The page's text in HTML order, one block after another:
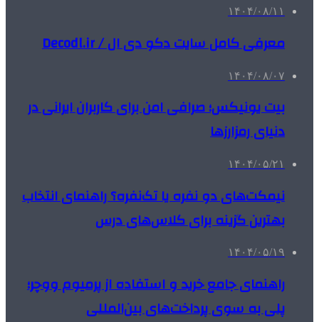
۱۴۰۴/۰۸/۱۱
معرفی کامل سایت دکو دی ال / Decodl.ir
۱۴۰۴/۰۸/۰۷
بیت یونیکس؛ صرافی امن برای کاربران ایرانی در
دنیای رمزارزها
۱۴۰۴/۰۵/۲۱
نیمکت‌های دو نفره یا تک‌نفره؟ راهنمای انتخاب
بهترین گزینه برای کلاس‌های درس
۱۴۰۴/۰۵/۱۹
راهنمای جامع خرید و استفاده از پرمیوم ووچر؛
پلی به سوی پرداخت‌های بین‌المللی